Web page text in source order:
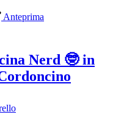
Anteprima
Nerd 🤓 in